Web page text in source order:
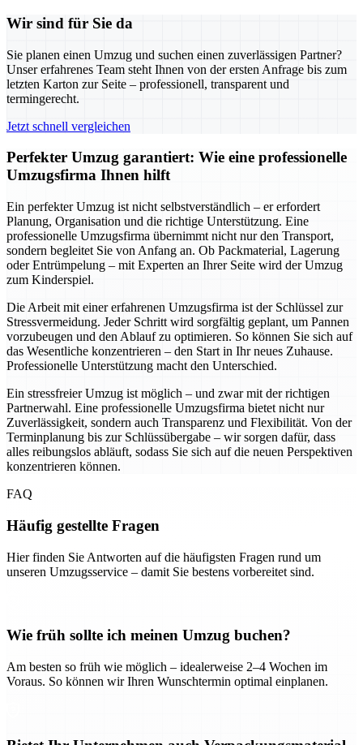
Wir sind für Sie da
Sie planen einen Umzug und suchen einen zuverlässigen Partner?
Unser erfahrenes Team steht Ihnen von der ersten Anfrage bis zum
letzten Karton zur Seite – professionell, transparent und
termingerecht.
Jetzt schnell vergleichen
Perfekter Umzug garantiert: Wie eine professionelle
Umzugsfirma Ihnen hilft
Ein perfekter Umzug ist nicht selbstverständlich – er erfordert
Planung, Organisation und die richtige Unterstützung. Eine
professionelle Umzugsfirma übernimmt nicht nur den Transport,
sondern begleitet Sie von Anfang an. Ob Packmaterial, Lagerung
oder Entrümpelung – mit Experten an Ihrer Seite wird der Umzug
zum Kinderspiel.
Die Arbeit mit einer erfahrenen Umzugsfirma ist der Schlüssel zur
Stressvermeidung. Jeder Schritt wird sorgfältig geplant, um Pannen
vorzubeugen und den Ablauf zu optimieren. So können Sie sich auf
das Wesentliche konzentrieren – den Start in Ihr neues Zuhause.
Professionelle Unterstützung macht den Unterschied.
Ein stressfreier Umzug ist möglich – und zwar mit der richtigen
Partnerwahl. Eine professionelle Umzugsfirma bietet nicht nur
Zuverlässigkeit, sondern auch Transparenz und Flexibilität. Von der
Terminplanung bis zur Schlüssübergabe – wir sorgen dafür, dass
alles reibungslos abläuft, sodass Sie sich auf die neuen Perspektiven
konzentrieren können.
FAQ
Häufig gestellte Fragen
Hier finden Sie Antworten auf die häufigsten Fragen rund um
unseren Umzugsservice – damit Sie bestens vorbereitet sind.
Wie früh sollte ich meinen Umzug buchen?
Am besten so früh wie möglich – idealerweise 2–4 Wochen im
Voraus. So können wir Ihren Wunschtermin optimal einplanen.